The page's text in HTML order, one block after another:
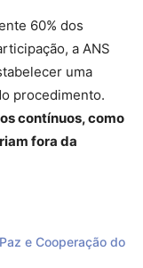
60% dos
a ANS
uma
procedimento.
contínuos, como
fora da
e Cooperação do